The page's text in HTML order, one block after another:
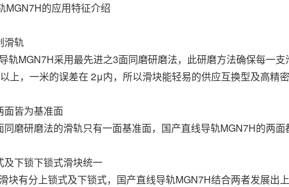
MGN7H的应用特征介绍
轨
MGN7H采用最先进之3面同磨研磨法，此研磨方法确保每一支
上，一米的误差在 2μ内，所以滑块能轻易的供应互换型及高精密
皆为基准面
磨研磨法的滑轨只有一面基准面，国产直线导轨MGN7H的两面
下锁下锁式滑块统一
有分上锁式及下锁式，国产直线导轨MGN7H结合两者发展出